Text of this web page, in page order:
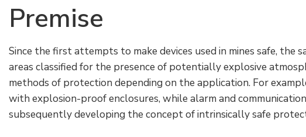
Premise
Since the first attempts to make devices used in mines safe, the
areas classified for the presence of potentially explosive
methods of protection depending on the application. For
with explosion-proof enclosures, while alarm and
subsequently developing the concept of intrinsically safe
Galerie et vidéos